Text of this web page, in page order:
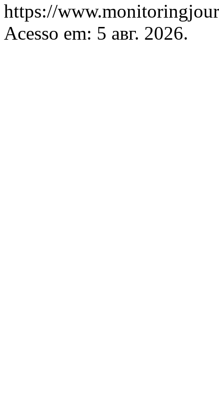
https://
Acesso em: 5 авг. 2026.